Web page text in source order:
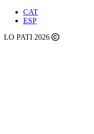
CAT
ESP
LO PATI 2026